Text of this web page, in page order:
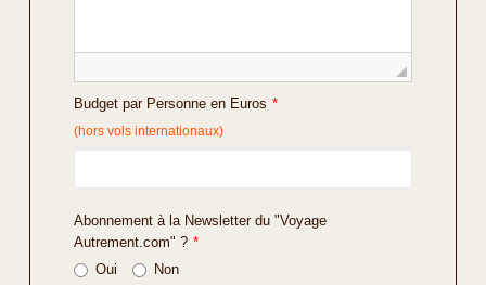
Budget par Personne en Euros *
(hors vols internationaux)
Abonnement à la Newsletter du "Voyage
Autrement.com" ? *
Oui
Non